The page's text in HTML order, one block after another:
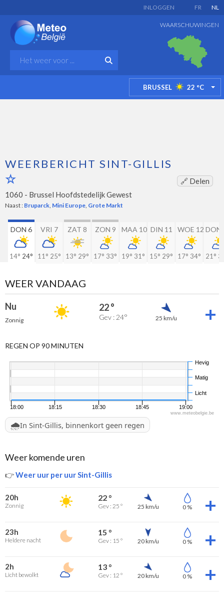
FR NL
INLOGGEN
WAARSCHUWINGEN
BRUSSEL 22 °C
WEERBERICHT SINT-GILLIS
🔗 Delen
1060 - Brussel Hoofdstedelijk Gewest
Naast : Bruparck, Mini Europe, Grote Markt
DON 6
14° 24°
VRI 7
11° 25°
ZAT 8
13° 29°
ZON 9
17° 33°
MAA 10
19° 31°
DIN 11
15° 29°
WOE 12
17° 34°
DON
21°
WEER VANDAAG
Nu
Zonnig
22 °
Gev : 24° 25 km/u
REGEN OP 90 MINUTEN
18:00 18:15 18:30 18:45 19:00
Licht
Matig
Hevig
www.meteobelgie.be
🌧️In Sint-Gillis, binnenkort geen regen
Weer komende uren
👉Weer uur per uur Sint-Gillis
20h
Zonnig
22 °
Gev : 25 ° 25 km/u 0 %
23h
Heldere nacht
15 °
Gev : 15 ° 20 km/u 0 %
2h
Licht bewolkt
13 °
Gev : 12 ° 20 km/u 0 %